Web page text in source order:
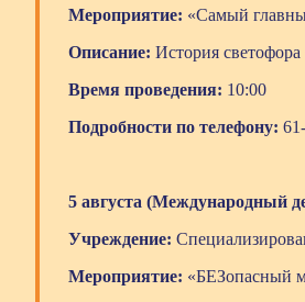
Мероприятие: «Самый
Описание: История
Время проведения: 10:00
Подробности по телефону:
5 августа (Международный
Учреждение:
Мероприятие: «БЕЗопасный